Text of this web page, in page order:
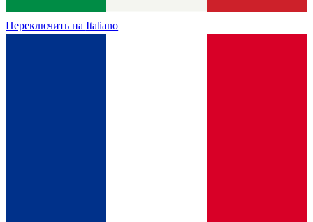
Переключить на Italiano